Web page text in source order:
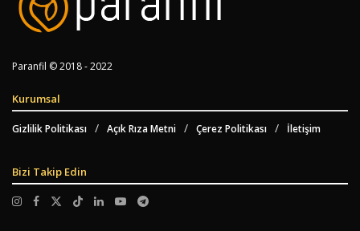
Paranfil © 2018 - 2022
Kurumsal
Gizlilik Politikası Açık Rıza Metni Çerez Politikası İletişim
Bizi Takip Edin